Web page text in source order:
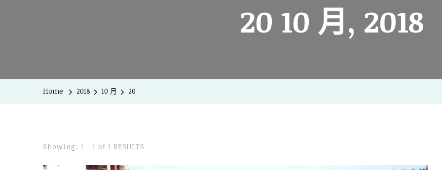
20 10 月, 2018
Home 2018 10 月 20
Showing: 1 - 1 of 1 RESULTS